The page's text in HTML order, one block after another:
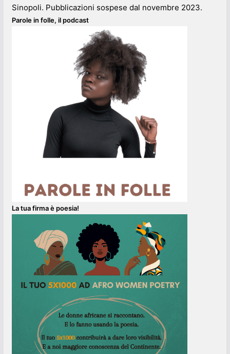
Sinopoli. Pubblicazioni sospese dal novembre 2023.
Parole in folle, il podcast
La tua firma è poesia!